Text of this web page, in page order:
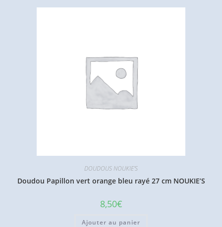
DOUDOUS NOUKIE'S
Doudou Papillon vert orange bleu rayé 27 cm NOUKIE’S
8,50€
Ajouter au panier